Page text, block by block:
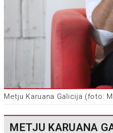
Metju Karuana Galicija (foto:
METJU KARUANA